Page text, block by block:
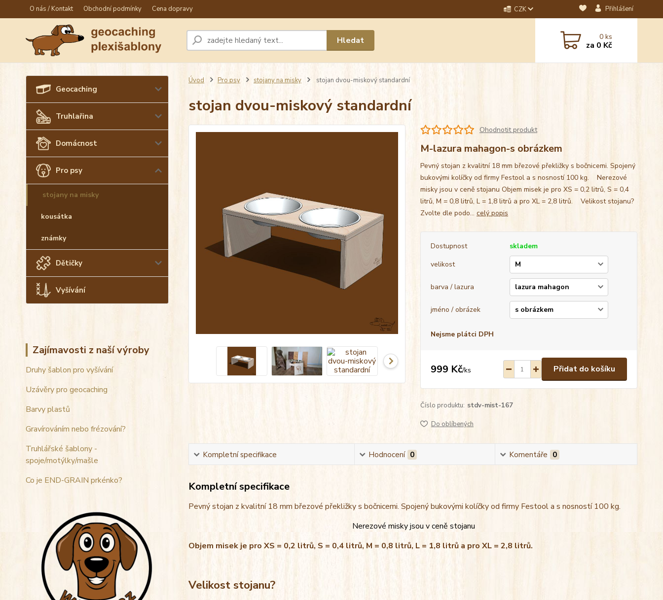
O nás / Kontakt Obchodní podmínky Cena dopravy CZK Přihlášení
Hledat 0ks
za 0 Kč
Geocaching
Truhlařina
Domácnost
Pro psy
stojany na misky
kousátka
známky
Dětičky
Vyšívání
Zajímavosti z naší výroby
Druhy šablon pro vyšívání
Uzávěry pro geocaching
Barvy plastů
Gravírováním nebo frézování?
Truhlářské šablony -
spoje/motýlky/mašle
Co je END-GRAIN prkénko?
Úvod Pro psy stojany na misky stojan dvou-miskový standardní
stojan dvou-miskový standardní
Ohodnotit produkt
M-lazura mahagon-s obrázkem
Pevný stojan z kvalitní 18 mm březové překližky s bočnicemi. Spojený
bukovými kolíčky od firmy Festool a s nosností 100 kg. Nerezové
misky jsou v ceně stojanu Objem misek je pro XS = 0,2 litrů, S = 0,4
litrů, M = 0,8 litrů, L = 1,8 litrů a pro XL = 2,8 litrů. Velikost stojanu?
Zvolte dle podo... celý popis
Dostupnost
skladem
velikost
barva / lazura
jméno / obrázek
Nejsme plátci DPH
999 Kč/ks Přidat do košíku
Číslo produktu: stdv-mist-167
Do oblíbených
Kompletní specifikace Hodnocení 0 Komentáře 0
Kompletní specifikace
Pevný stojan z kvalitní 18 mm březové překližky s bočnicemi. Spojený bukovými kolíčky od firmy Festool a s nosností 100 kg.
Nerezové misky jsou v ceně stojanu
Objem misek je pro XS = 0,2 litrů, S = 0,4 litrů, M = 0,8 litrů, L = 1,8 litrů a pro XL = 2,8 litrů.
Velikost stojanu?